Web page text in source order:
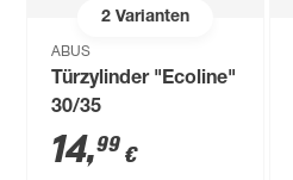
2Varianten
ABUS
Türzylinder "Ecoline"
30/35
14,99 €